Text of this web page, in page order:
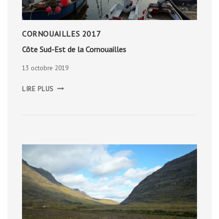
CORNOUAILLES 2017
Côte Sud-Est de la Cornouailles
13 octobre 2019
LIRE PLUS SUD-